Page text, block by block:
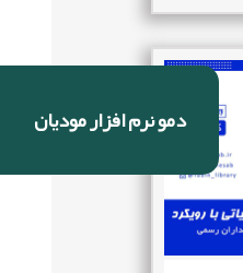
دمو نرم افزار مودیان